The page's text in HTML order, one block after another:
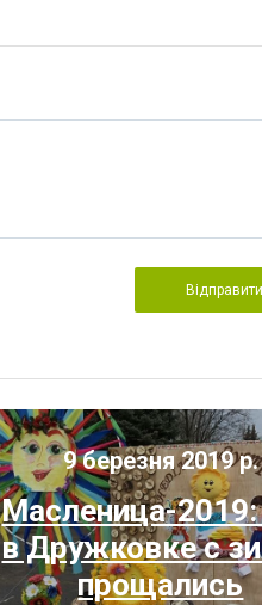
Відправити
9 березня 2019
Масленица-
в Дружковке с
прощались